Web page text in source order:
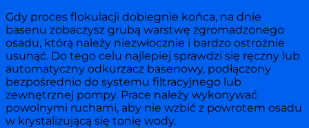
Gdy proces flokulacji dobiegnie końca, na dnie
basenu zobaczysz grubą warstwę zgromadzonego
osadu, którą należy niezwłocznie i bardzo ostrożnie
usunąć. Do tego celu najlepiej sprawdzi się ręczny lub
automatyczny odkurzacz basenowy, podłączony
bezpośrednio do systemu filtracyjnego lub
zewnętrznej pompy. Prace należy wykonywać
powolnymi ruchami, aby nie wzbić z powrotem osadu
w krystalizującą się tonię wody.